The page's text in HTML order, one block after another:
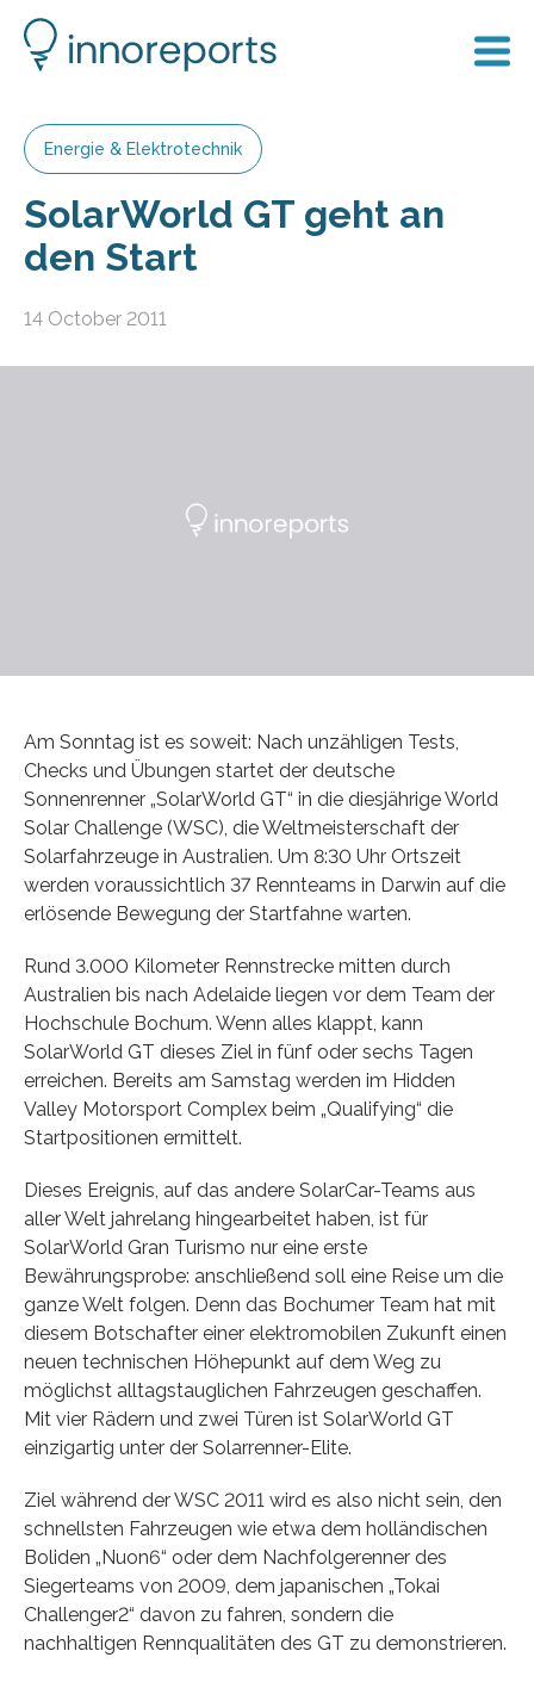
Energie & Elektrotechnik
SolarWorld GT geht an
den Start
14 October 2011
Am Sonntag ist es soweit: Nach unzähligen Tests,
Checks und Übungen startet der deutsche
Sonnenrenner „SolarWorld GT“ in die diesjährige World
Solar Challenge (WSC), die Weltmeisterschaft der
Solarfahrzeuge in Australien. Um 8:30 Uhr Ortszeit
werden voraussichtlich 37 Rennteams in Darwin auf die
erlösende Bewegung der Startfahne warten.
Rund 3.000 Kilometer Rennstrecke mitten durch
Australien bis nach Adelaide liegen vor dem Team der
Hochschule Bochum. Wenn alles klappt, kann
SolarWorld GT dieses Ziel in fünf oder sechs Tagen
erreichen. Bereits am Samstag werden im Hidden
Valley Motorsport Complex beim „Qualifying“ die
Startpositionen ermittelt.
Dieses Ereignis, auf das andere SolarCar-Teams aus
aller Welt jahrelang hingearbeitet haben, ist für
SolarWorld Gran Turismo nur eine erste
Bewährungsprobe: anschließend soll eine Reise um die
ganze Welt folgen. Denn das Bochumer Team hat mit
diesem Botschafter einer elektromobilen Zukunft einen
neuen technischen Höhepunkt auf dem Weg zu
möglichst alltagstauglichen Fahrzeugen geschaffen.
Mit vier Rädern und zwei Türen ist SolarWorld GT
einzigartig unter der Solarrenner-Elite.
Ziel während der WSC 2011 wird es also nicht sein, den
schnellsten Fahrzeugen wie etwa dem holländischen
Boliden „Nuon6“ oder dem Nachfolgerenner des
Siegerteams von 2009, dem japanischen „Tokai
Challenger2“ davon zu fahren, sondern die
nachhaltigen Rennqualitäten des GT zu demonstrieren.